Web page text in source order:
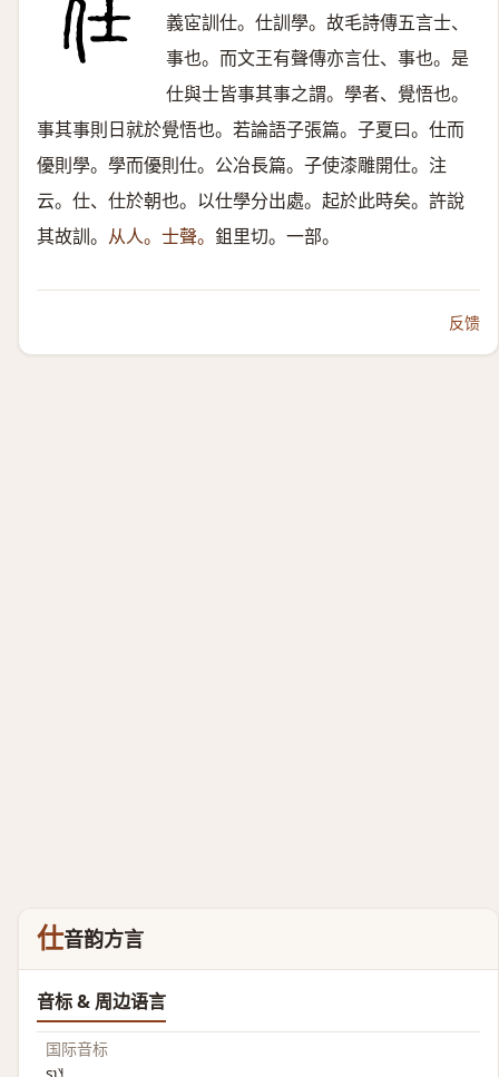
義宧訓仕。仕訓學。故毛詩傳五言士、
事也。而文王有聲傳亦言仕、事也。是
仕與士皆事其事之謂。學者、覺悟也。
事其事則日就於覺悟也。若論語子張篇。子夏曰。仕而
優則學。學而優則仕。公冶長篇。子使漆雕開仕。注
云。仕、仕於朝也。以仕學分出處。起於此時矣。許說
其故訓。 从人。士聲。 鉏里切。一部。
反馈
仕音韵方言
音标 & 周边语言
国际音标